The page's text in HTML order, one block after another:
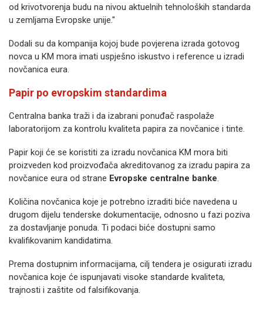
od krivotvorenja budu na nivou aktuelnih tehnoloških standarda
u zemljama Evropske unije."
Dodali su da kompanija kojoj bude povjerena izrada gotovog
novca u KM mora imati uspješno iskustvo i reference u izradi
novčanica eura.
Papir po evropskim standardima
Centralna banka traži i da izabrani ponuđač raspolaže
laboratorijom za kontrolu kvaliteta papira za novčanice i tinte.
Papir koji će se koristiti za izradu novčanica KM mora biti
proizveden kod proizvođača akreditovanog za izradu papira za
novčanice eura od strane Evropske centralne banke.
Količina novčanica koje je potrebno izraditi biće navedena u
drugom dijelu tenderske dokumentacije, odnosno u fazi poziva
za dostavljanje ponuda. Ti podaci biće dostupni samo
kvalifikovanim kandidatima.
Prema dostupnim informacijama, cilj tendera je osigurati izradu
novčanica koje će ispunjavati visoke standarde kvaliteta,
trajnosti i zaštite od falsifikovanja.